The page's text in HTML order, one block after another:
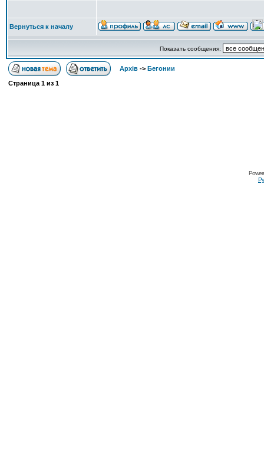
Вернуться к началу
Показать сообщения:
Архів -> Бегонии
Страница 1 из 1